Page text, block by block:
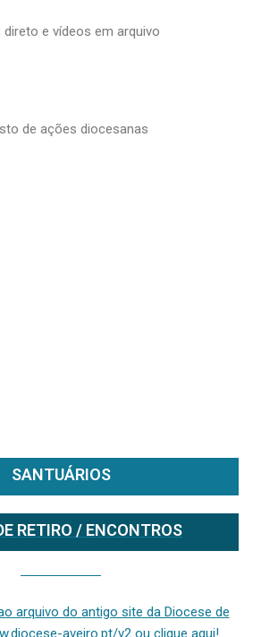
direto e vídeos em arquivo
de ações diocesanas
SANTUÁRIOS
RETIRO / ENCONTROS
arquivo do antigo site da Diocese de
aveiro.pt/v2 ou clique aqui!